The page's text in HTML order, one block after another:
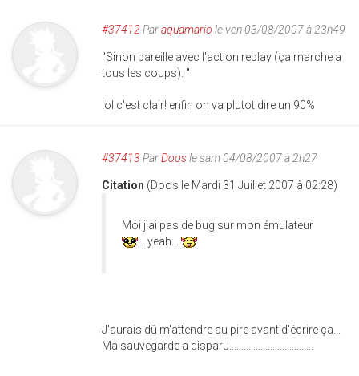
#37412 Paraquamario le ven 03/08/2007 à 23h49
"Sinon pareille avec l'action replay (ça marche a
tous les coups). "
lol c'est clair! enfin on va plutot dire un 90%
#37413 ParDoosle sam 04/08/2007 à 2h27
Citation (Doos le Mardi 31 Juillet 2007 à 02:28)
Moi j'ai pas de bug sur mon émulateur
...yeah...
J'aurais dû m'attendre au pire avant d'écrire ça...
Ma sauvegarde a disparu...................................